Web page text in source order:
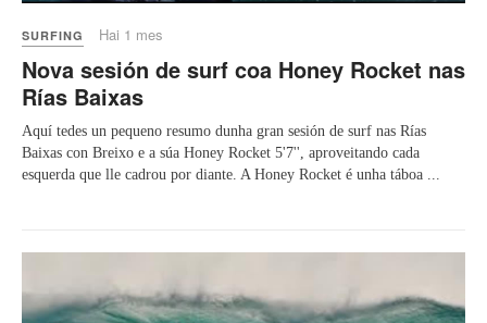
SURFING Hai 1 mes
Nova sesión de surf coa Honey Rocket nas
Rías Baixas
Aquí tedes un pequeno resumo dunha gran sesión de surf nas Rías
Baixas con Breixo e a súa Honey Rocket 5'7'', aproveitando cada
esquerda que lle cadrou por diante. A Honey Rocket é unha táboa ...